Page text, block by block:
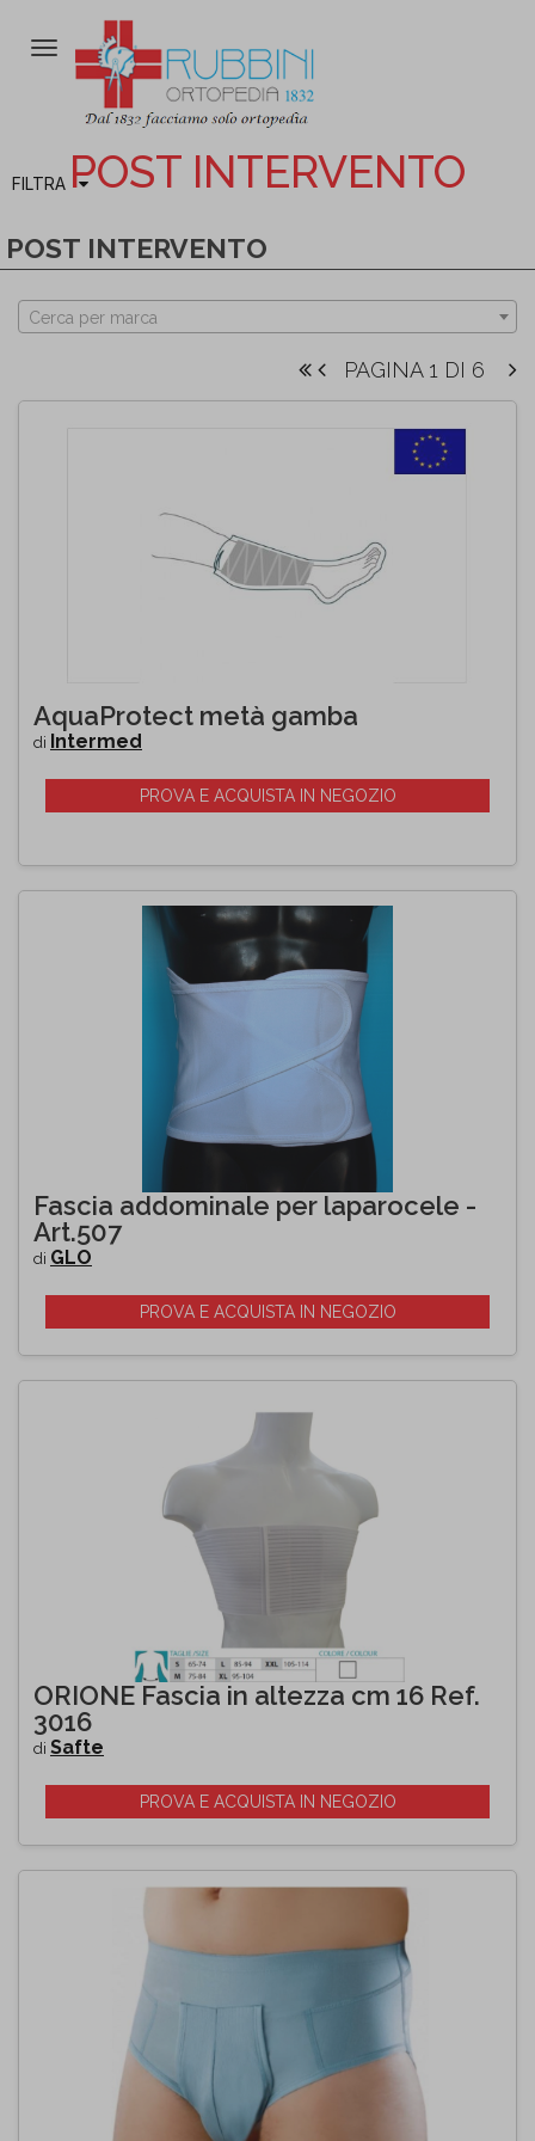
Attiva/disattiva
FILTRA POST INTERVENTO
POST INTERVENTO
Cerca per marca
PAGINA 1 DI 6
AquaProtect metà gamba
di Intermed
PROVA E ACQUISTA IN NEGOZIO
Fascia addominale per laparocele -
Art.507
di GLO
PROVA E ACQUISTA IN NEGOZIO
ORIONE Fascia in altezza cm 16 Ref.
3016
di Safte
PROVA E ACQUISTA IN NEGOZIO